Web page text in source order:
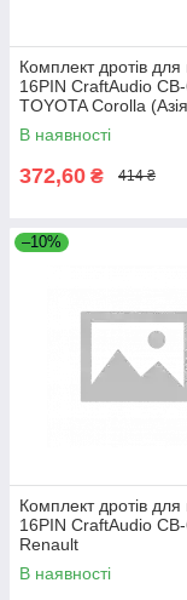
Комплект дротів для
16PIN CraftAudio CB-
TOYOTA Corolla
RAV4 (Азія) 19
В наявності
372,60 ₴ 414 ₴
–10%
Комплект дротів для
16PIN CraftAudio
Renault
В наявності